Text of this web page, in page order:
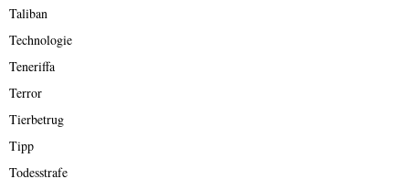
Taliban
Technologie
Teneriffa
Terror
Tierbetrug
Tipp
Todesstrafe